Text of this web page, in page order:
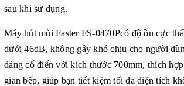
sau khi sử dụng.
Máy hút mùi Faster FS-0470Pcó độ ồn cực
dưới 46dB, không gây khó chịu cho người
dáng cổ điển với kích thước 700mm, thích
gian bếp, giúp bạn tiết kiệm tối đa diện tích